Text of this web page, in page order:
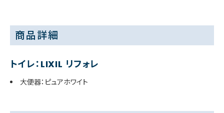
商品詳細
トイレ：LIXIL リフォレ
大便器：ピュアホワイト